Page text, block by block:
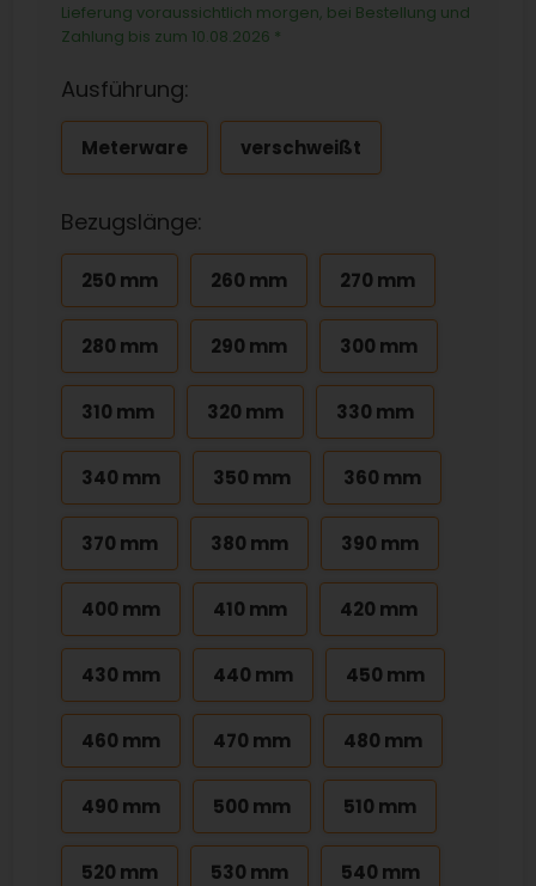
Lieferung voraussichtlich morgen, bei Bestellung und
Zahlung bis zum 10.08.2026 *
Ausführung:
Meterware verschweißt
Bezugslänge:
250 mm 260 mm 270 mm
280 mm 290 mm 300 mm
310 mm 320 mm 330 mm
340 mm 350 mm 360 mm
370 mm 380 mm 390 mm
400 mm 410 mm 420 mm
430 mm 440 mm 450 mm
460 mm 470 mm 480 mm
490 mm 500 mm 510 mm
520 mm 530 mm 540 mm